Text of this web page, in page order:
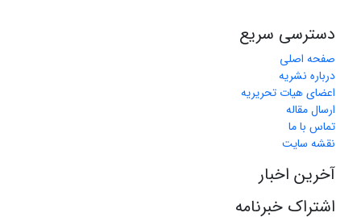
دسترسی سریع
صفحه اصلی
درباره نشریه
اعضای هیات تحریریه
ارسال مقاله
تماس با ما
نقشه سایت
آخرین اخبار
اشتراک خبرنامه